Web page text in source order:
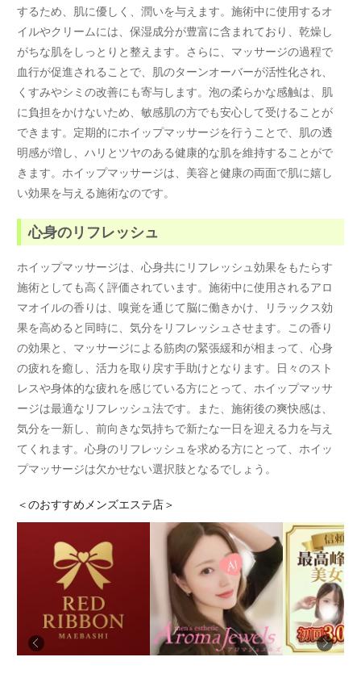
するため、肌に優しく、潤いを与えます。施術中に使用するオ
イルやクリームには、保湿成分が豊富に含まれており、乾燥し
がちな肌をしっとりと整えます。さらに、マッサージの過程で
血行が促進されることで、肌のターンオーバーが活性化され、
くすみやシミの改善にも寄与します。泡の柔らかな感触は、肌
に負担をかけないため、敏感肌の方でも安心して受けることが
できます。定期的にホイップマッサージを行うことで、肌の透
明感が増し、ハリとツヤのある健康的な肌を維持することがで
きます。ホイップマッサージは、美容と健康の両面で肌に嬉し
い効果を与える施術なのです。
心身のリフレッシュ
ホイップマッサージは、心身共にリフレッシュ効果をもたらす
施術としても高く評価されています。施術中に使用されるアロ
マオイルの香りは、嗅覚を通じて脳に働きかけ、リラックス効
果を高めると同時に、気分をリフレッシュさせます。この香り
の効果と、マッサージによる筋肉の緊張緩和が相まって、心身
の疲れを癒し、活力を取り戻す手助けとなります。日々のスト
レスや身体的な疲れを感じている方にとって、ホイップマッサ
ージは最適なリフレッシュ法です。また、施術後の爽快感は、
気分を一新し、前向きな気持ちで新たな一日を迎える力を与え
てくれます。心身のリフレッシュを求める方にとって、ホイッ
プマッサージは欠かせない選択肢となるでしょう。
＜のおすすめメンズエステ店＞